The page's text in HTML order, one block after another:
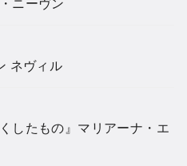
ネヴィル
したもの』マリアーナ・エ